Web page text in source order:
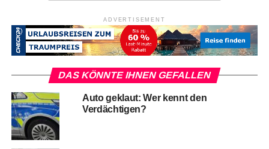
ADVERTISEMENT
DAS KÖNNTE IHNEN GEFALLEN
Auto geklaut: Wer kennt den
Verdächtigen?